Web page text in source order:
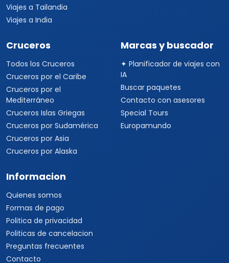
Viajes a Tailandia
Viajes a India
Cruceros
Todos los Cruceros
Cruceros por el Caribe
Cruceros por el
Mediterráneo
Cruceros Islas Griegas
Cruceros por Sudamérica
Cruceros por Asia
Cruceros por Alaska
Marcas y buscador
✦ Planificador de viajes con
IA
Buscar paquetes
Contacto con asesores
Special Tours
Europamundo
Informacion
Quienes somos
Formas de pago
Politica de privacidad
Politicas de cancelacion
Preguntas frecuentes
Contacto